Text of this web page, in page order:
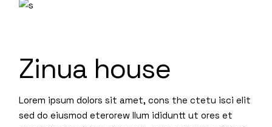
Zinua house
Lorem ipsum dolors sit amet, cons the ctetu isci elit
sed do eiusmod eterorew llum ididuntt ut ores et